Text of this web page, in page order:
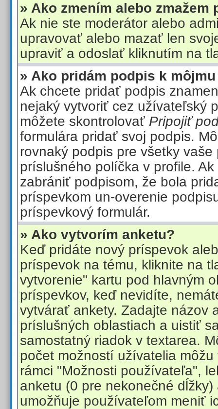
» Ako zmením alebo zmažem
Ak nie ste moderátor alebo
upravovať alebo mazať len
upraviť a odoslať kliknutím na
» Ako pridám podpis k
Ak chcete pridať podpis
nejaký vytvoriť cez užívateľský
môžete skontrolovať Pripojiť
formulára pridať svoj podpis.
rovnaký podpis pre všetky
príslušného políčka v profile.
zabrániť podpisom, že bola
príspevkom un-overenie
príspevkový formulár.
» Ako vytvorím anketu?
Keď pridáte nový príspevok
príspevok na tému, kliknite na
vytvorenie" kartu pod hlavným
príspevkov, keď nevidíte,
vytvárať ankety. Zadajte názov
príslušných oblastiach a uistiť
samostatný riadok v textarea.
počet možností užívatelia
rámci "Možnosti používateľa",
anketu (0 pre nekonečné
umožňuje používateľom meniť